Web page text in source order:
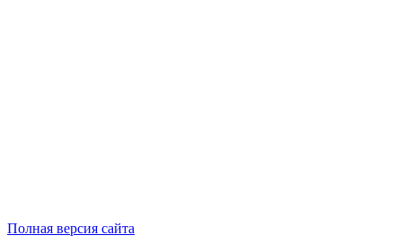
Полная версия сайта